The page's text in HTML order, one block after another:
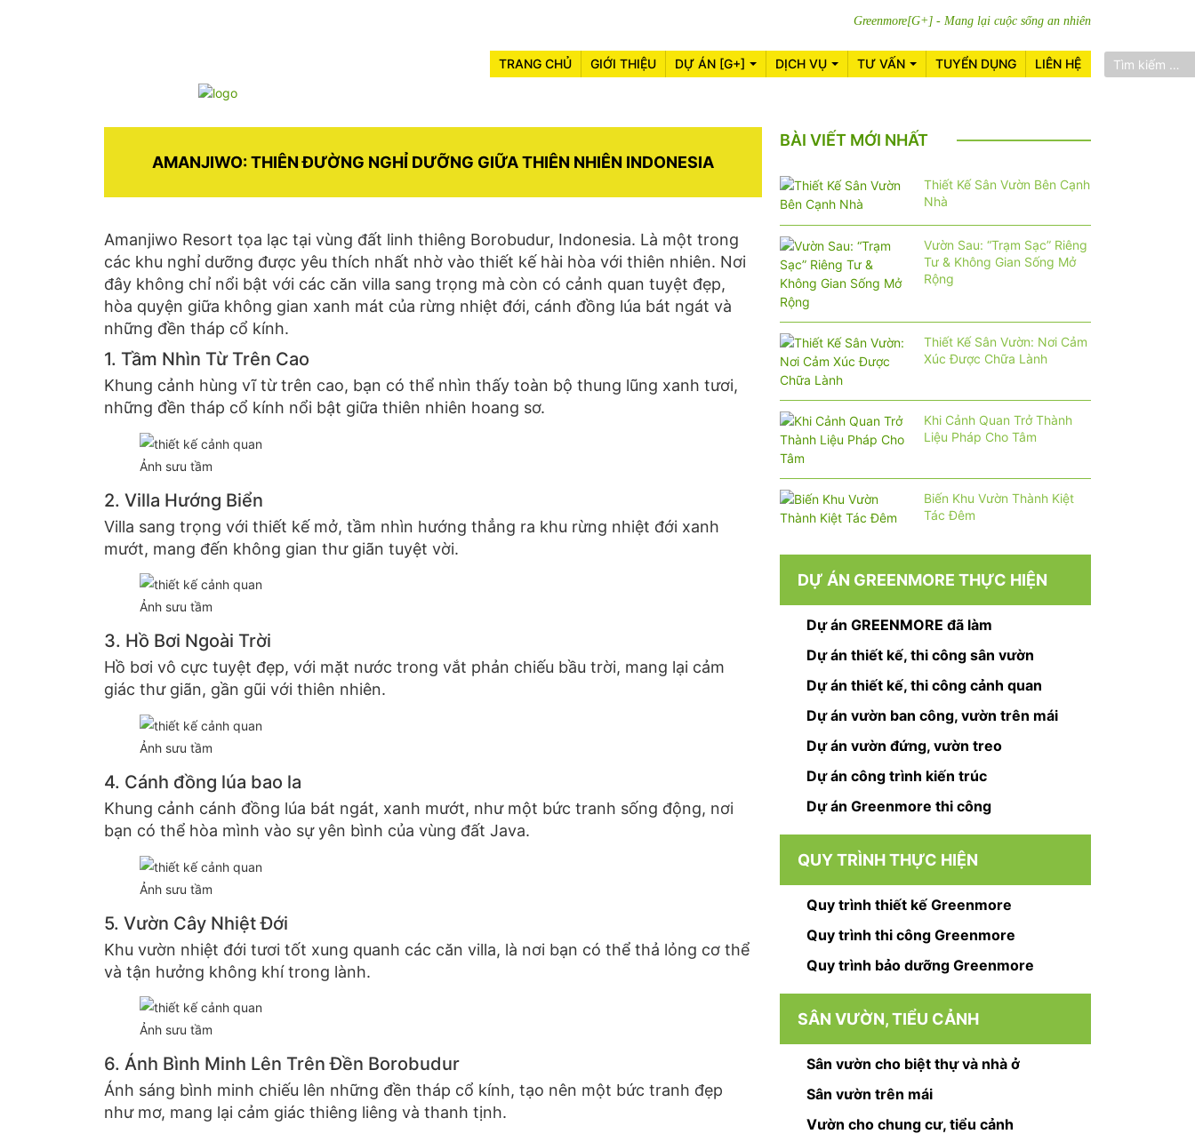
Greenmore[G+] - Mang lại cuộc sống an nhiên
TRANG CHỦ GIỚI THIỆU DỰ ÁN [G+] DỊCH VỤ TƯ VẤN TUYỂN DỤNG LIÊN HỆ
AMANJIWO: THIÊN ĐƯỜNG NGHỈ DƯỠNG GIỮA THIÊN NHIÊN INDONESIA
Amanjiwo Resort tọa lạc tại vùng đất linh thiêng Borobudur, Indonesia. Là một trong
các khu nghỉ dưỡng được yêu thích nhất nhờ vào thiết kế hài hòa với thiên nhiên. Nơi
đây không chỉ nổi bật với các căn villa sang trọng mà còn có cảnh quan tuyệt đẹp,
hòa quyện giữa không gian xanh mát của rừng nhiệt đới, cánh đồng lúa bát ngát và
những đền tháp cổ kính.
1. Tầm Nhìn Từ Trên Cao
Khung cảnh hùng vĩ từ trên cao, bạn có thể nhìn thấy toàn bộ thung lũng xanh tươi,
những đền tháp cổ kính nổi bật giữa thiên nhiên hoang sơ.
Ảnh sưu tầm
2. Villa Hướng Biển
Villa sang trọng với thiết kế mở, tầm nhìn hướng thẳng ra khu rừng nhiệt đới xanh
mướt, mang đến không gian thư giãn tuyệt vời.
Ảnh sưu tầm
3. Hồ Bơi Ngoài Trời
Hồ bơi vô cực tuyệt đẹp, với mặt nước trong vắt phản chiếu bầu trời, mang lại cảm
giác thư giãn, gần gũi với thiên nhiên.
Ảnh sưu tầm
4. Cánh đồng lúa bao la
Khung cảnh cánh đồng lúa bát ngát, xanh mướt, như một bức tranh sống động, nơi
bạn có thể hòa mình vào sự yên bình của vùng đất Java.
Ảnh sưu tầm
5. Vườn Cây Nhiệt Đới
Khu vườn nhiệt đới tươi tốt xung quanh các căn villa, là nơi bạn có thể thả lỏng cơ thể
và tận hưởng không khí trong lành.
Ảnh sưu tầm
6. Ánh Bình Minh Lên Trên Đền Borobudur
Ánh sáng bình minh chiếu lên những đền tháp cổ kính, tạo nên một bức tranh đẹp
như mơ, mang lại cảm giác thiêng liêng và thanh tịnh.
BÀI VIẾT MỚI NHẤT
Thiết Kế Sân Vườn Bên Cạnh
Nhà
Vườn Sau: “Trạm Sạc” Riêng
Tư & Không Gian Sống Mở
Rộng
Thiết Kế Sân Vườn: Nơi Cảm
Xúc Được Chữa Lành
Khi Cảnh Quan Trở Thành
Liệu Pháp Cho Tâm
Biến Khu Vườn Thành Kiệt
Tác Đêm
DỰ ÁN GREENMORE THỰC HIỆN
Dự án GREENMORE đã làm
Dự án thiết kế, thi công sân vườn
Dự án thiết kế, thi công cảnh quan
Dự án vườn ban công, vườn trên mái
Dự án vườn đứng, vườn treo
Dự án công trình kiến trúc
Dự án Greenmore thi công
QUY TRÌNH THỰC HIỆN
Quy trình thiết kế Greenmore
Quy trình thi công Greenmore
Quy trình bảo dưỡng Greenmore
SÂN VƯỜN, TIỂU CẢNH
Sân vườn cho biệt thự và nhà ở
Sân vườn trên mái
Vườn cho chung cư, tiểu cảnh